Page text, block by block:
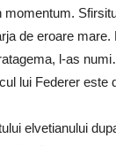
de eroare
l-as
lui Federer este
elvetianului